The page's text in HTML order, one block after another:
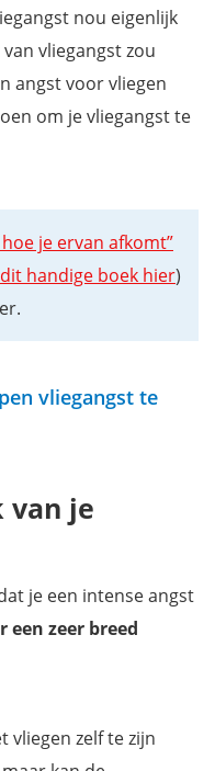
nou eigenlijk
vliegangst zou
angst voor vliegen
om je vliegangst te
je ervan afkomt”
handige boek hier)
vliegangst te
van je
je een intense angst
een zeer breed
vliegen zelf te zijn